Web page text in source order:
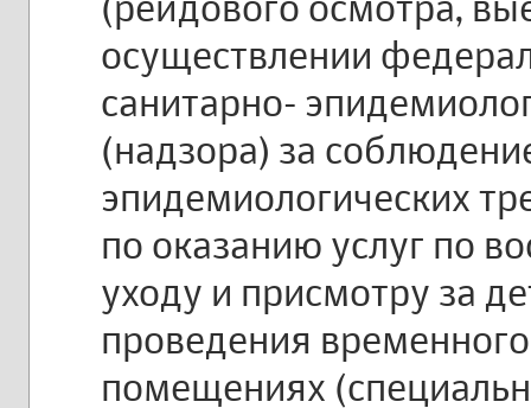
осуществлении
санитарно-
(надзора) за
эпидемиологических
по оказанию услуг по
уходу и присмотру за
проведения
помещениях